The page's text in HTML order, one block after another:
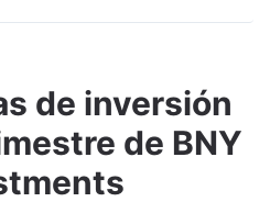
de inversión
de BNY